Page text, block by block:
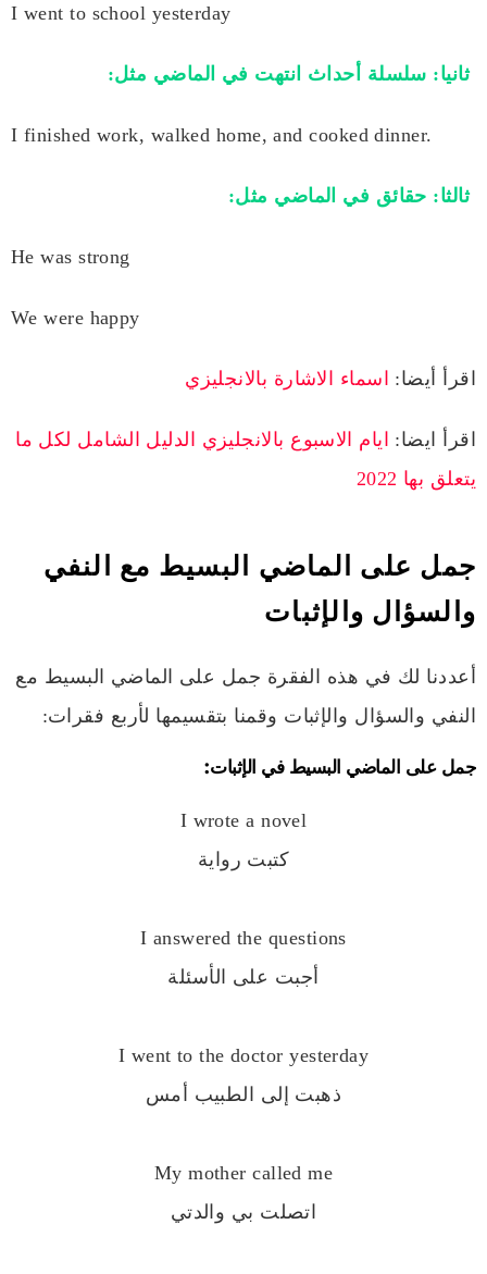
I went to school yesterday
ثانيا: سلسلة أحداث انتهت في الماضي مثل:
I finished work, walked home, and cooked dinner.
ثالثا: حقائق في الماضي مثل:
He was strong
We were happy
اقرأ أيضا: اسماء الاشارة بالانجليزي
اقرأ ايضا: ايام الاسبوع بالانجليزي الدليل الشامل لكل ما
يتعلق بها 2022
جمل على الماضي البسيط مع النفي
والسؤال والإثبات
أعددنا لك في هذه الفقرة جمل على الماضي البسيط مع
النفي والسؤال والإثبات وقمنا بتقسيمها لأربع فقرات:
جمل على الماضي البسيط في الإثبات:
I wrote a novel
كتبت رواية
I answered the questions
أجبت على الأسئلة
I went to the doctor yesterday
ذهبت إلى الطبيب أمس
My mother called me
اتصلت بي والدتي